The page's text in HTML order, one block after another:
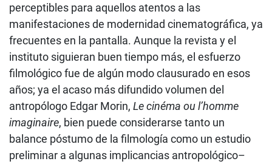
perceptibles para aquellos atentos a las
manifestaciones de modernidad cinematográfica, ya
frecuentes en la pantalla. Aunque la revista y el
instituto siguieran buen tiempo más, el esfuerzo
filmológico fue de algún modo clausurado en esos
años; ya el acaso más difundido volumen del
antropólogo Edgar Morin, Le cinéma ou l’homme
imaginaire, bien puede considerarse tanto un
balance póstumo de la filmología como un estudio
preliminar a algunas implicancias antropológico–